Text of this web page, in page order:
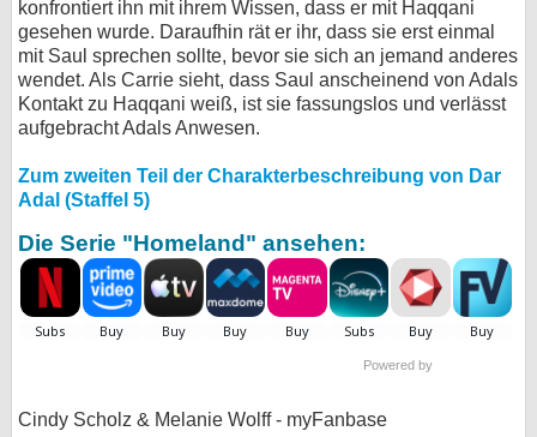
konfrontiert ihn mit ihrem Wissen, dass er mit Haqqani
gesehen wurde. Daraufhin rät er ihr, dass sie erst einmal
mit Saul sprechen sollte, bevor sie sich an jemand anderes
wendet. Als Carrie sieht, dass Saul anscheinend von Adals
Kontakt zu Haqqani weiß, ist sie fassungslos und verlässt
aufgebracht Adals Anwesen.
Zum zweiten Teil der Charakterbeschreibung von Dar
Adal (Staffel 5)
Die Serie "Homeland" ansehen:
Powered by
Cindy Scholz & Melanie Wolff - myFanbase